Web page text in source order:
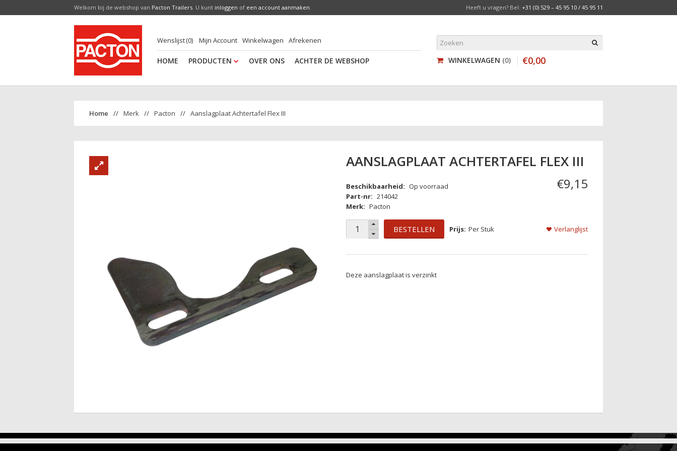
Welkom bij de webshop van Pacton Trailers. U kunt inloggen of een account aanmaken. Heeft u vragen? Bel: +31 (0) 529 – 45 95 10 / 45 95 11
Wenslijst 0 Mijn Account Winkelwagen Afrekenen
HOME PRODUCTEN OVER ONS ACHTER DE WEBSHOP WINKELWAGEN 0 €0,00
Merk Pacton Aanslagplaat Achtertafel Flex III
AANSLAGPLAAT ACHTERTAFEL FLEX III
€9,15
Beschikbaarheid: Op voorraad
Part-nr: 214042
Merk: Pacton
BESTELLEN Per Stuk Verlanglijst
Deze aanslagplaat is verzinkt